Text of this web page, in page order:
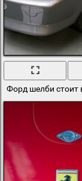
Форд шелби